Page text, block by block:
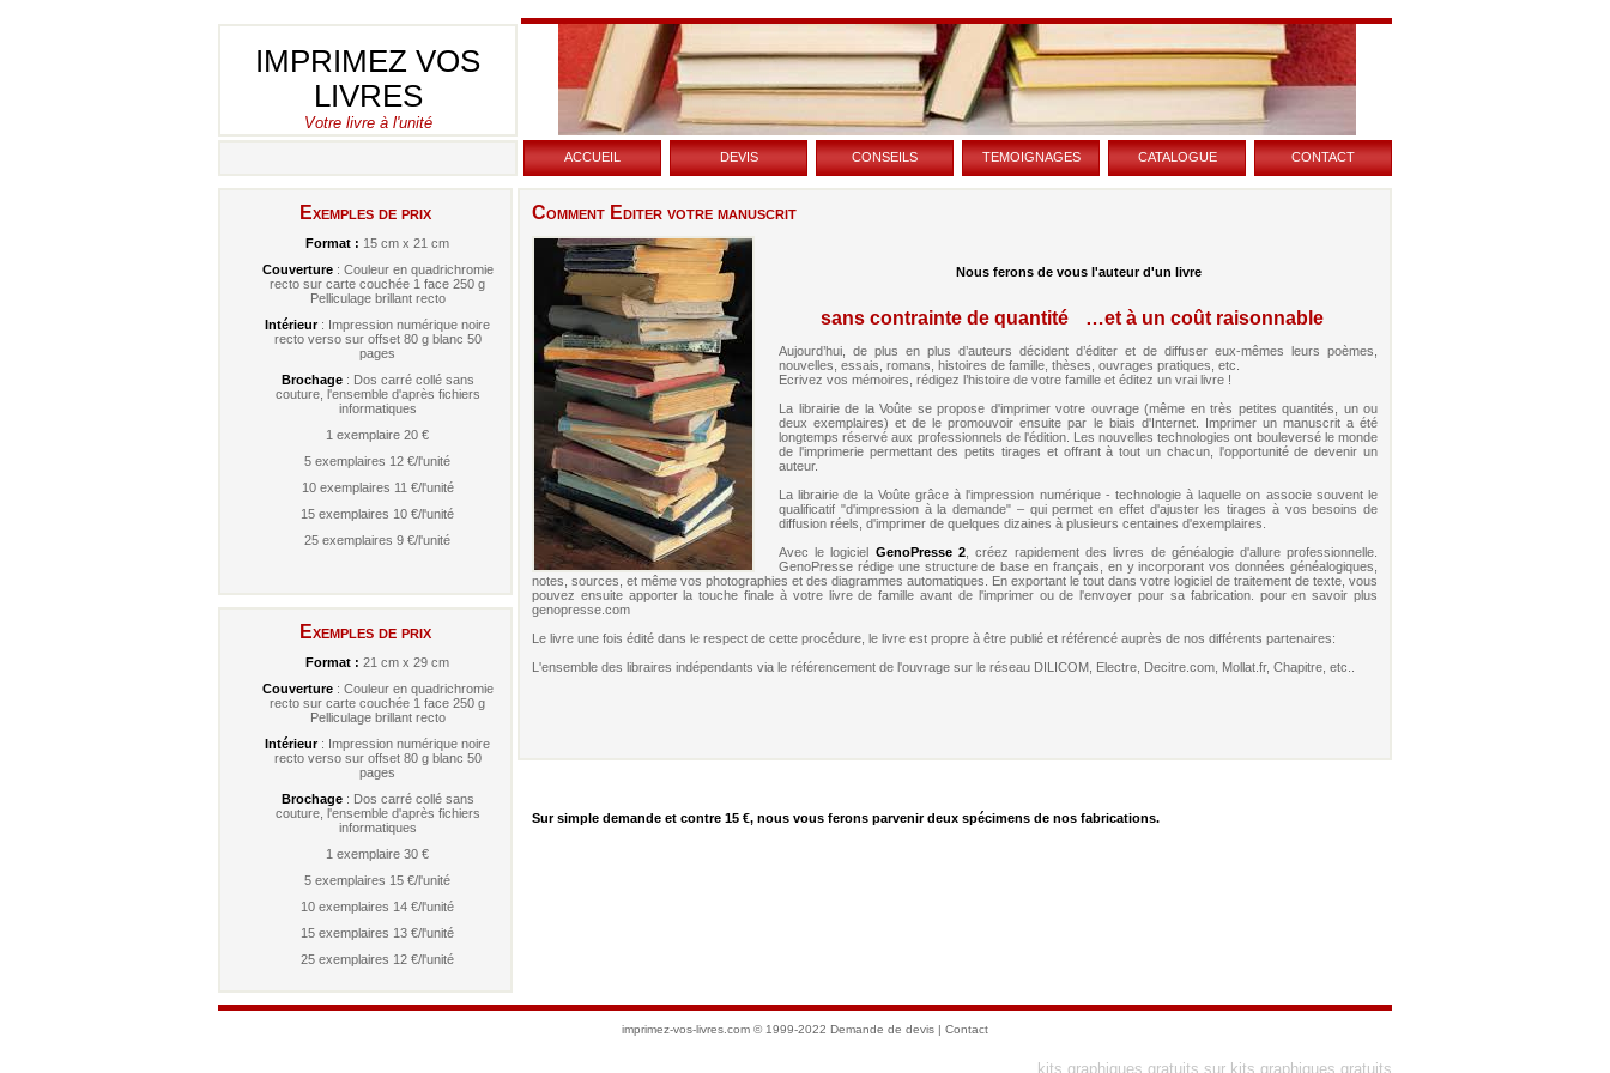
kits graphiques gratuits sur kits graphiques gratuits
IMPRIMEZ VOS
LIVRES
Votre livre à l'unité
accueil devis conseils temoignages catalogue contact
Exemples de prix
Format : 15 cm x 21 cm
Couverture: Couleur en quadrichromie
recto sur carte couchée 1 face 250 g
Pelliculage brillant recto
Intérieur: Impression numérique noire
recto verso sur offset 80 g blanc 50
pages
Brochage: Dos carré collé sans
couture, l'ensemble d'après fichiers
informatiques
1 exemplaire 20 €
5 exemplaires 12 €/l'unité
10 exemplaires 11 €/l'unité
15 exemplaires 10 €/l'unité
25 exemplaires 9 €/l'unité
Exemples de prix
Format : 21 cm x 29 cm
Couverture: Couleur en quadrichromie
recto sur carte couchée 1 face 250 g
Pelliculage brillant recto
Intérieur: Impression numérique noire
recto verso sur offset 80 g blanc 50
pages
Brochage: Dos carré collé sans
couture, l'ensemble d'après fichiers
informatiques
1 exemplaire 30 €
5 exemplaires 15 €/l'unité
10 exemplaires 14 €/l'unité
15 exemplaires 13 €/l'unité
25 exemplaires 12 €/l'unité
Comment Editer votre manuscrit
Nous ferons de vous l'auteur d'un livre
sans contrainte de quantité …et à un coût raisonnable
Aujourd’hui, de plus en plus d’auteurs décident d’éditer et de diffuser eux-mêmes leurs poèmes,
nouvelles, essais, romans, histoires de famille, thèses, ouvrages pratiques, etc.
Ecrivez vos mémoires, rédigez l’histoire de votre famille et éditez un vrai livre !
La librairie de la Voûte se propose d'imprimer votre ouvrage (même en très petites quantités, un ou
deux exemplaires) et de le promouvoir ensuite par le biais d'Internet. Imprimer un manuscrit a été
longtemps réservé aux professionnels de l'édition. Les nouvelles technologies ont bouleversé le monde
de l'imprimerie permettant des petits tirages et offrant à tout un chacun, l'opportunité de devenir un
auteur.
La librairie de la Voûte grâce à l'impression numérique - technologie à laquelle on associe souvent le
qualificatif "d'impression à la demande" – qui permet en effet d'ajuster les tirages à vos besoins de
diffusion réels, d'imprimer de quelques dizaines à plusieurs centaines d'exemplaires.
Avec le logiciel GenoPresse 2, créez rapidement des livres de généalogie d'allure professionnelle.
GenoPresse rédige une structure de base en français, en y incorporant vos données généalogiques,
notes, sources, et même vos photographies et des diagrammes automatiques. En exportant le tout dans votre logiciel de traitement de texte, vous
pouvez ensuite apporter la touche finale à votre livre de famille avant de l'imprimer ou de l'envoyer pour sa fabrication. pour en savoir plus
genopresse.com
Le livre une fois édité dans le respect de cette procédure, le livre est propre à être publié et référencé auprès de nos différents partenaires:
L'ensemble des libraires indépendants via le référencement de l'ouvrage sur le réseau DILICOM, Electre, Decitre.com, Mollat.fr, Chapitre, etc..
Sur simple demande et contre 15 €, nous vous ferons parvenir deux spécimens de nos fabrications.
imprimez-vos-livres.com © 1999-2022 Demande de devis | Contact